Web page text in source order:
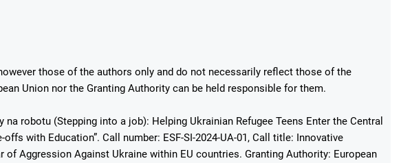
those of the authors only and do not necessarily reflect those of the
Union nor the Granting Authority can be held responsible for them.
na robotu (Stepping into a job): Helping Ukrainian Refugee Teens Enter the Central
with Education”. Call number: ESF-SI-2024-UA-01, Call title: Innovative
Aggression Against Ukraine within EU countries. Granting Authority: European